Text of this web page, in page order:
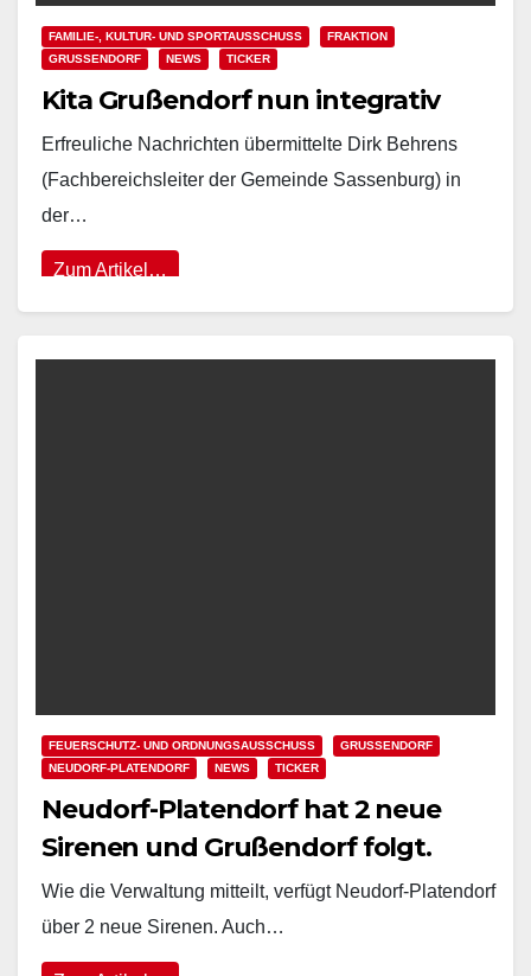
FAMILIE-, KULTUR- UND SPORTAUSSCHUSS
FRAKTION
GRUSSENDORF
NEWS TICKER
Kita Grußendorf nun integrativ
Erfreuliche Nachrichten übermittelte Dirk Behrens
(Fachbereichsleiter der Gemeinde Sassenburg) in
der…
Zum Artikel…
FEUERSCHUTZ- UND ORDNUNGSAUSSCHUSS
GRUSSENDORF
NEUDORF-PLATENDORF
NEWS TICKER
Neudorf-Platendorf hat 2 neue
Sirenen und Grußendorf folgt.
Wie die Verwaltung mitteilt, verfügt Neudorf-Platendorf
über 2 neue Sirenen. Auch…